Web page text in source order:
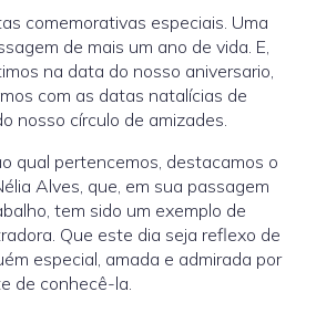
comemorativas especiais. Uma
de mais um ano de vida. E,
na data do nosso aniversario,
com as datas natalícias de
nosso círculo de amizades.
qual pertencemos, destacamos o
Alves, que, em sua passagem
tem sido um exemplo de
Que este dia seja reflexo de
especial, amada e admirada por
de conhecê-la.